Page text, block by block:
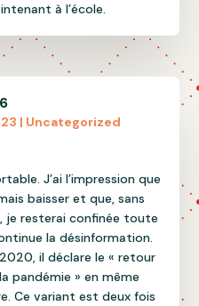
à l’école.
| Uncategorized
J’ai l’impression que
baisser et que, sans
je resterai confinée toute
la désinformation.
il déclare le « retour
pandémie » en même
Ce variant est deux fois